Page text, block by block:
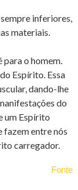
inferiores,
materiais.
o homem.
Espírito. Essa
dando-lhe
do
um Espírito
fazem entre nós
carregador.
Fonte